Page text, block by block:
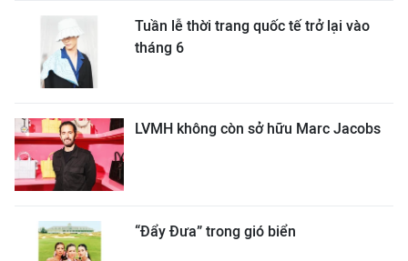
Tuần lễ thời trang quốc tế trở lại vào
tháng 6
LVMH không còn sở hữu Marc Jacobs
“Đẩy Đưa” trong gió biển